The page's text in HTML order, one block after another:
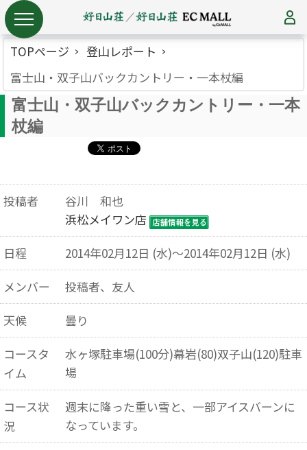
TOPページ
登山レポート
富士山・双子山バックカントリー・一本杖編
富士山・双子山バックカントリー・一本
杖編
投稿者
谷川 和也
浜松メイワン店
日程
2014年02月12日 (水)～2014年02月12日 (水)
メンバー
投稿者、友人
天候
曇り
コースタ
イム
水ヶ塚駐車場(100分)幕岩(80)双子山(120)駐車
場
コース状
況
週末に降った重い雪と、一部アイスバーンに
なっています。